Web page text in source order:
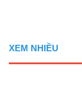
XEM NHIỀU